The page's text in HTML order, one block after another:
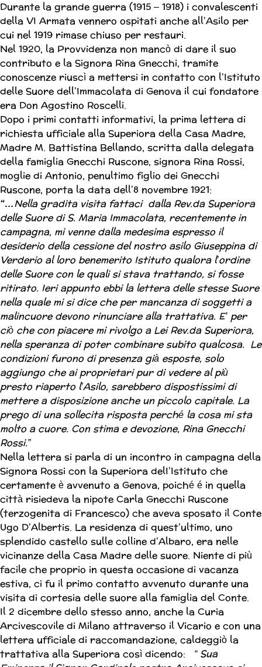
Durante la grande guerra (1915 – 1918) i convalescenti
della VI Armata vennero ospitati anche all’Asilo per
cui nel 1919 rimase chiuso per restauri.
Nel 1920, la Provvidenza non mancò di dare il suo
contributo e la Signora Rina Gnecchi, tramite
conoscenze riuscì a mettersi in contatto con l’Istituto
delle Suore dell’Immacolata di Genova il cui fondatore
era Don Agostino Roscelli.
Dopo i primi contatti informativi, la prima lettera di
richiesta ufficiale alla Superiora della Casa Madre,
Madre M. Battistina Bellando, scritta dalla delegata
della famiglia Gnecchi Ruscone, signora Rina Rossi,
moglie di Antonio, penultimo figlio dei Gnecchi
Ruscone, porta la data dell’8 novembre 1921:
“…Nella gradita visita fattaci dalla Rev.da Superiora
delle Suore di S. Maria Immacolata, recentemente in
campagna, mi venne dalla medesima espresso il
desiderio della cessione del nostro asilo Giuseppina di
Verderio al loro benemerito Istituto qualora l’ordine
delle Suore con le quali si stava trattando, si fosse
ritirato. Ieri appunto ebbi la lettera delle stesse Suore
nella quale mi si dice che per mancanza di soggetti a
malincuore devono rinunciare alla trattativa. E’ per
ciò che con piacere mi rivolgo a Lei Rev.da Superiora,
nella speranza di poter combinare subito qualcosa. Le
condizioni furono di presenza già esposte, solo
aggiungo che ai proprietari pur di vedere al più
presto riaperto l’Asilo, sarebbero dispostissimi di
mettere a disposizione anche un piccolo capitale. La
prego di una sollecita risposta perché la cosa mi sta
molto a cuore. Con stima e devozione, Rina Gnecchi
Rossi.”
Nella lettera si parla di un incontro in campagna della
Signora Rossi con la Superiora delI’Istituto che
certamente è avvenuto a Genova, poiché é in quella
città risiedeva la nipote Carla Gnecchi Ruscone
(terzogenita di Francesco) che aveva sposato il Conte
Ugo D’Albertis. La residenza di quest’ultimo, uno
splendido castello sulle colline d’Albaro, era nelle
vicinanze della Casa Madre delle suore. Niente di più
facile che proprio in questa occasione di vacanza
estiva, ci fu il primo contatto avvenuto durante una
visita di cortesia delle suore alla famiglia del Conte.
Il 2 dicembre dello stesso anno, anche la Curia
Arcivescovile di Milano attraverso il Vicario e con una
lettera ufficiale di raccomandazione, caldeggiò la
trattativa alla Superiora così dicendo: “ Sua